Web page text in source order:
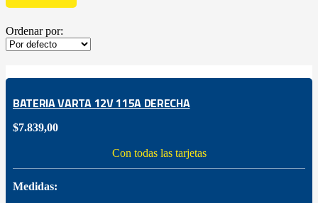
Ordenar por:
BATERIA VARTA 12V 115A DERECHA
$7.839,00
Con todas las tarjetas
Medidas: